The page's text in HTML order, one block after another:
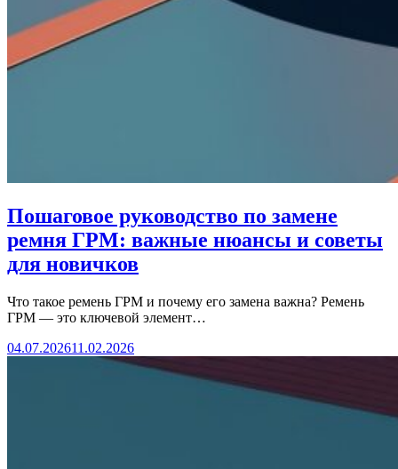
Пошаговое руководство по замене
ремня ГРМ: важные нюансы и советы
для новичков
Что такое ремень ГРМ и почему его замена важна? Ремень
ГРМ — это ключевой элемент…
04.07.202611.02.2026